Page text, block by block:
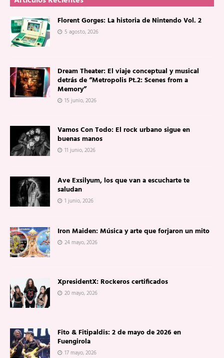
Florent Gorges: La historia de Nintendo Vol. 2
5 agosto, 2026
Dream Theater: El viaje conceptual y musical
detrás de “Metropolis Pt.2: Scenes from a
Memory”
15 junio, 2026
Vamos Con Todo: El rock urbano sigue en
buenas manos
11 junio, 2026
Ave Exsilyum, los que van a escucharte te
saludan
1 junio, 2026
Iron Maiden: Música y arte que forjaron un mito
24 mayo, 2026
XpresidentX: Rockeros certificados
20 mayo, 2026
Fito & Fitipaldis: 2 de mayo de 2026 en
Fuengirola
17 mayo, 2026